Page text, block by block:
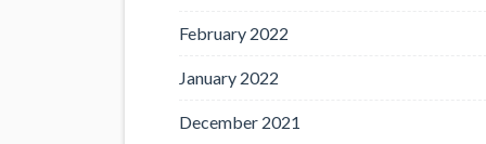
February 2022
January 2022
December 2021